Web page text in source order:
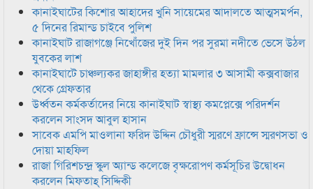
কানাইঘাটের কিশোর আহাদের খুনি সায়েমের আদালতে আত্মসমর্পন,
৫ দিনের রিমান্ড চাইবে পুলিশ
কানাইঘাট রাজাগঞ্জে নিখোঁজের দুই দিন পর সুরমা নদীতে ভেসে উঠল
যুবকের লাশ
কানাইঘাটে চাঞ্চল্যকর জাহাঙ্গীর হত্যা মামলার ৩ আসামী কক্সবাজার
থেকে গ্রেফতার
উর্ধ্বতন কর্মকর্তাদের নিয়ে কানাইঘাট স্বাস্থ্য কমপ্লেক্সে পরিদর্শন
করলেন সাংসদ আবুল হাসান
সাবেক এমপি মাওলানা ফরিদ উদ্দিন চৌধুরী স্মরণে ফ্রান্সে স্মরণসভা ও
দোয়া মাহফিল
রাজা গিরিশচন্দ্র স্কুল অ্যান্ড কলেজে বৃক্ষরোপণ কর্মসূচির উদ্বোধন
করলেন মিফতাহ্ সিদ্দিকী